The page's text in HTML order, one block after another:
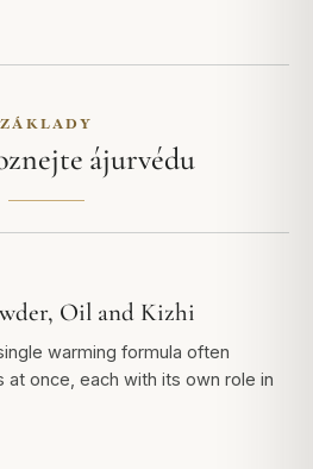
ZÁKLADY
ájurvédu
Oil and Kizhi
warming formula often
at once, each with its own role in